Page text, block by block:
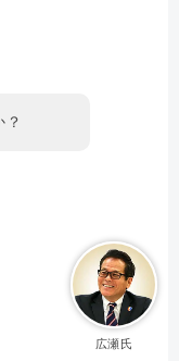
？
広瀬氏